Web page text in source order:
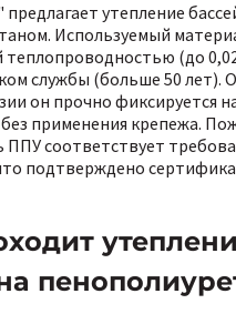
утепление
Используемый
теплопроводностью (до
службы (больше 50 лет).
он прочно фиксируется
применения крепежа.
ППУ соответствует
подтверждено